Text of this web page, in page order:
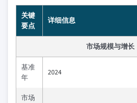
关键
要点
详细信息
市场规模与增长
基准
年
2024
市场